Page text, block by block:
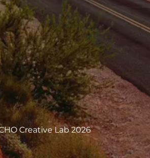
Creative Lab 2026